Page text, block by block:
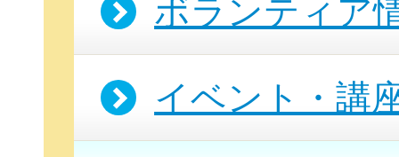
ボランティア
イベント・講